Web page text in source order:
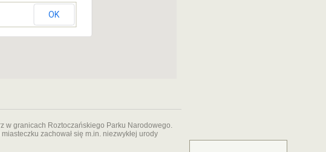
OK
w granicach Roztoczańskiego Parku Narodowego.
zachował się m.in. niezwykłej urody